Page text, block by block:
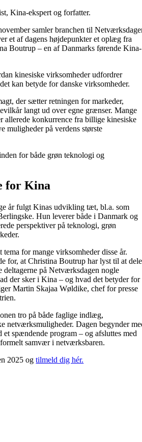
Kina-ekspert og forfatter.
samler branchen til
et af dagens højdepunkter et oplæg fra
Boutrup – en af Danmarks førende Kina-
kinesiske virksomheder udfordrer
kan betyde for danske virksomheder.
der sætter retningen for markeder,
langt ud over egne grænser. Mange
allerede konkurrence fra billige kinesiske
muligheder på verdens største
for både grøn teknologi og
for Kina
år fulgt Kinas udvikling tæt, bl.a. som
Hun leverer både i Danmark og
perspektiver på teknologi, grøn
for mange virksomheder disse år.
for, at Christina Boutrup har lyst til at dele
deltagerne på Netværksdagen nogle
der sker i Kina – og hvad det betyder for
Martin Skajaa Wøldike, chef for presse
tro på både faglige indlæg,
netværksmuligheder. Dagen begynder
spændende program – og afsluttes med
samvær i netværksbaren.
2025 ogtilmeld dig hér.